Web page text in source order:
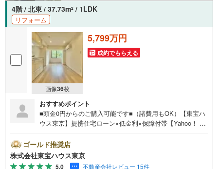
4階 / 北東 / 37.73m2 / 1LDK
リフォーム
画像36枚
5,799万円
成約でもらえる
おすすめポイント
■頭金0円からのご購入可能です■（諸費用もOK）【東宝ハ
ウス東京】提携住宅ローン×低金利×保障付帯【Yahoo！ 不
ayボーナスライトがもらえる「Yahoo！ 不動産 物件ご成約
キャンペーン」の対象になります。「資料をもらう」「見
学予約をする」ボタンからお問い合わせください。※必ずY
ゴールド推奨店
株式会社東宝ハウス東京
5.0 不動産会社レビュー 15件